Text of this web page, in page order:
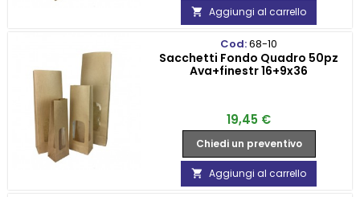
 Aggiungi al carrello
Cod:68-10
Sacchetti Fondo Quadro 50pz
Ava+finestr 16+9x36
Prezzo
19,45 €
Chiedi un preventivo
 Aggiungi al carrello